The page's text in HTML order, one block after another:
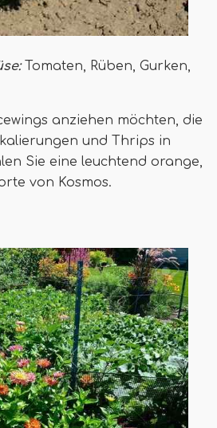
Tomaten, Rüben, Gurken,
anziehen möchten, die
und Thrips in
Sie eine leuchtend orange,
von Kosmos.